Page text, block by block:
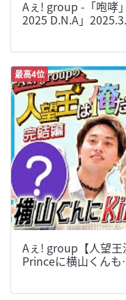
Aぇ! group -「咆哮
2025 D.N.A」
最高4位
Aぇ! group【人望
Princeに横山くん